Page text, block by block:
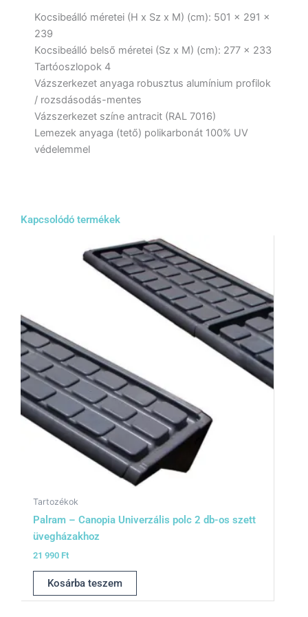
Kocsibeálló méretei (H x Sz x M) (cm): 501 x 291 x
239
Kocsibeálló belső méretei (Sz x M) (cm): 277 x 233
Tartóoszlopok 4
Vázszerkezet anyaga robusztus alumínium profilok
/ rozsdásodás-mentes
Vázszerkezet színe antracit (RAL 7016)
Lemezek anyaga (tető) polikarbonát 100% UV
védelemmel
Kapcsolódó termékek
Tartozékok
Palram – Canopia Univerzális polc 2 db-os szett
üvegházakhoz
21 990 Ft
Kosárba teszem